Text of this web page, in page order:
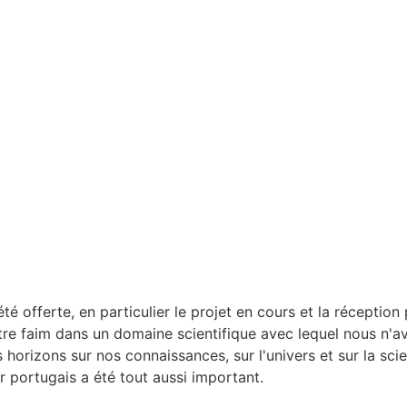
offerte, en particulier le projet en cours et la réception
faim dans un domaine scientifique avec lequel nous
sur nos connaissances, sur l'univers et sur la
portugais a été tout aussi important.